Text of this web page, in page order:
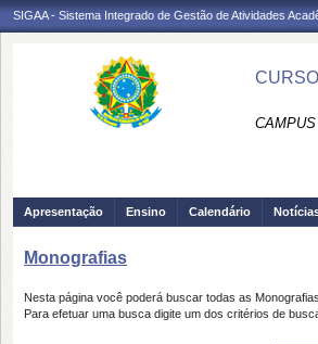
SIGAA - Sistema Integrado de Gestão de Atividades
Apresentação Ensino Calendário
Monografias
Nesta página você poderá buscar todas as
Para efetuar uma busca digite um dos critérios de